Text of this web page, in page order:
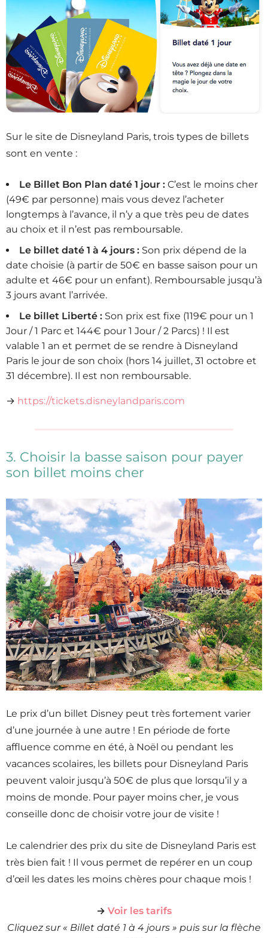
Sur le site de Disneyland Paris, trois types de billets
sont en vente :
Le Billet Bon Plan daté 1 jour : C’est le moins cher
(49€ par personne) mais vous devez l’acheter
longtemps à l’avance, il n’y a que très peu de dates
au choix et il n’est pas remboursable.
Le billet daté 1 à 4 jours : Son prix dépend de la
date choisie (à partir de 50€ en basse saison pour un
adulte et 46€ pour un enfant). Remboursable jusqu’à
3 jours avant l’arrivée.
Le billet Liberté : Son prix est fixe (119€ pour un 1
Jour / 1 Parc et 144€ pour 1 Jour / 2 Parcs) ! Il est
valable 1 an et permet de se rendre à Disneyland
Paris le jour de son choix (hors 14 juillet, 31 octobre et
31 décembre). Il est non remboursable.
→ https://tickets.disneylandparis.com
3. Choisir la basse saison pour payer
son billet moins cher
Le prix d’un billet Disney peut très fortement varier
d’une journée à une autre ! En période de forte
affluence comme en été, à Noël ou pendant les
vacances scolaires, les billets pour Disneyland Paris
peuvent valoir jusqu’à 50€ de plus que lorsqu’il y a
moins de monde. Pour payer moins cher, je vous
conseille donc de choisir votre jour de visite !
Le calendrier des prix du site de Disneyland Paris est
très bien fait ! Il vous permet de repérer en un coup
d’œil les dates les moins chères pour chaque mois !
→ Voir les tarifs
Cliquez sur « Billet daté 1 à 4 jours » puis sur la flèche